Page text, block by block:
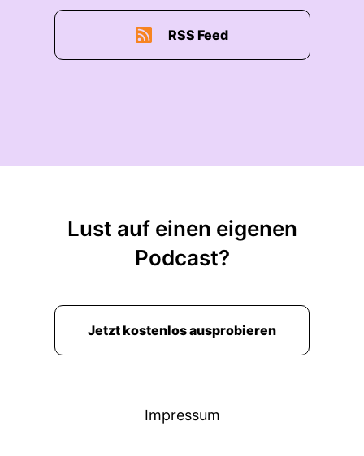
RSS Feed
Lust auf einen eigenen
Podcast?
Jetzt kostenlos ausprobieren
Impressum